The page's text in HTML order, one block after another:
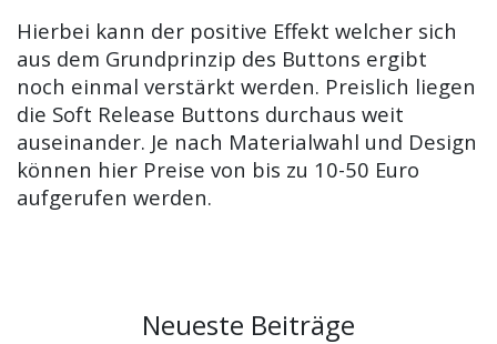
Hierbei kann der positive Effekt welcher sich
aus dem Grundprinzip des Buttons ergibt
noch einmal verstärkt werden. Preislich liegen
die Soft Release Buttons durchaus weit
auseinander. Je nach Materialwahl und Design
können hier Preise von bis zu 10-50 Euro
aufgerufen werden.
Neueste Beiträge